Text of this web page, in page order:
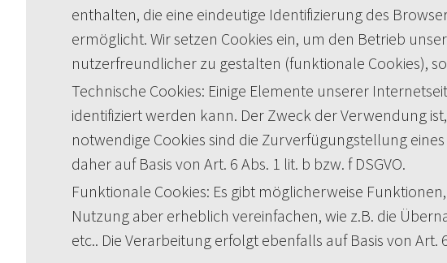
enthalten, die eine eindeutige Identifizierung des
ermöglicht. Wir setzen Cookies ein, um den Betrieb
nutzerfreundlicher zu gestalten (funktionale Cookies),
Technische Cookies: Einige Elemente unserer
identifiziert werden kann. Der Zweck der Verwendung
notwendige Cookies sind die Zurverfügungstellung
daher auf Basis von Art. 6 Abs. 1 lit. b bzw. f DSGVO.
Funktionale Cookies: Es gibt möglicherweise
Nutzung aber erheblich vereinfachen, wie z.B. die
etc.. Die Verarbeitung erfolgt ebenfalls auf Basis von Art.